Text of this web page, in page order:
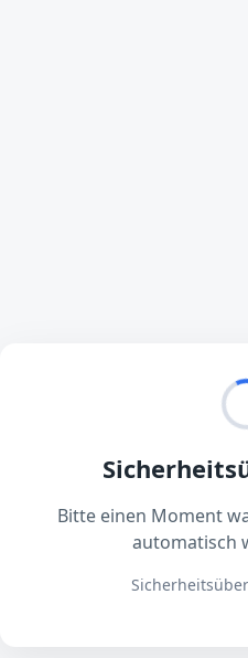
Bitte einen Moment
automatisch